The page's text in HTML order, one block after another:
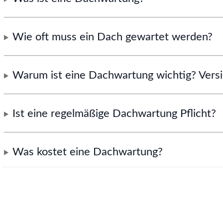
Wie oft muss ein Dach gewartet werden?
Warum ist eine Dachwartung wichtig?
Ist eine regelmäßige Dachwartung Pflicht?
Was kostet eine Dachwartung?